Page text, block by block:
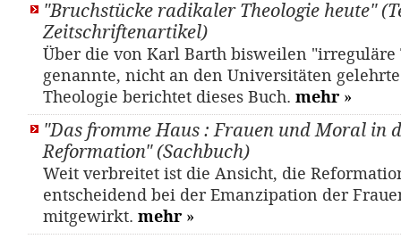
"Bruchstücke radikaler Theologie heute"
Zeitschriftenartikel)
Über die von Karl Barth bisweilen "irreguläre
genannte, nicht an den Universitäten
Theologie berichtet dieses Buch. mehr »
"Das fromme Haus : Frauen und Moral in
Reformation" (Sachbuch)
Weit verbreitet ist die Ansicht, die
entscheidend bei der Emanzipation der
mitgewirkt. mehr »